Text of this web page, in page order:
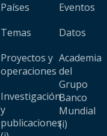
Países
Temas
Proyectos y
operaciones
Investigación
y
publicaciones
Eventos
Datos
Academia
del
Grupo
Banco
Mundial
(i)